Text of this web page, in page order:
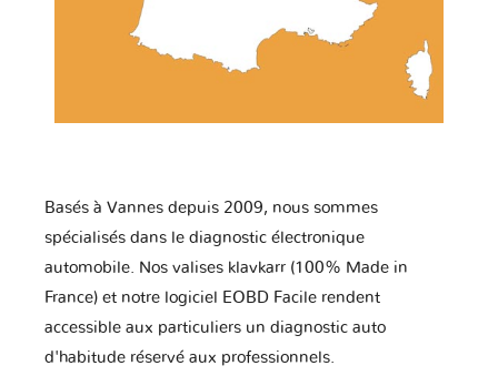
Basés à Vannes depuis 2009, nous sommes
spécialisés dans le diagnostic électronique
automobile. Nos valises klavkarr (100% Made in
France) et notre logiciel EOBD Facile rendent
accessible aux particuliers un diagnostic auto
d'habitude réservé aux professionnels.